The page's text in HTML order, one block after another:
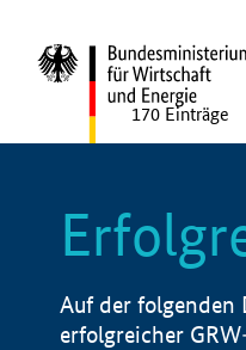
170 Einträge
Auf der folgenden
erfolgreicher